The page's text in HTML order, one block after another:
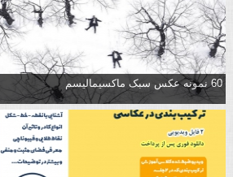
60 نمونه عکس سبک ماکسیمالیسم